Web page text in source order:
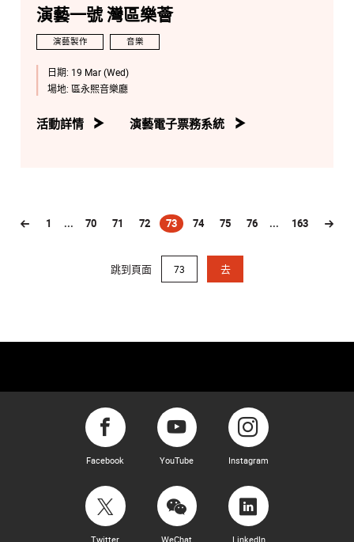
演藝一號 灣區樂薈
演藝製作 音樂
日期: 19 Mar (Wed)
場地: 區永熙音樂廳
活動詳情 演藝電子票務系統
1 ... 70 71 72 73
(current)
74 75 76 ... 163
跳到頁面 去
Facebook YouTube Instagram
Twitter WeChat LinkedIn